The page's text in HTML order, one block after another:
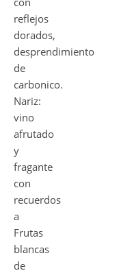
reflejos
dorados,
desprendimiento
de
carbonico.
Nariz:
vino
afrutado
y
fragante
con
recuerdos
a
Frutas
blancas
de